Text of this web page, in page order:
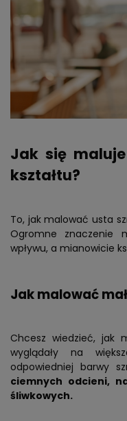
Jak się
kształtu?
To, jak malować usta
Ogromne
wpływu, a mianowicie
Jak malować
Chcesz wiedzieć, jak
wyglądały na
odpowiedniej barwy
ciemnych odcieni,
śliwkowych.